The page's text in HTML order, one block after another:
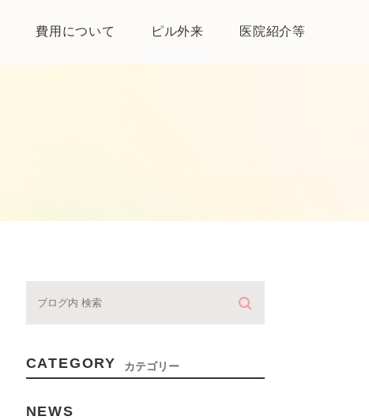
費用について ピル外来 医院紹介等
CATEGORY カテゴリー
NEWS